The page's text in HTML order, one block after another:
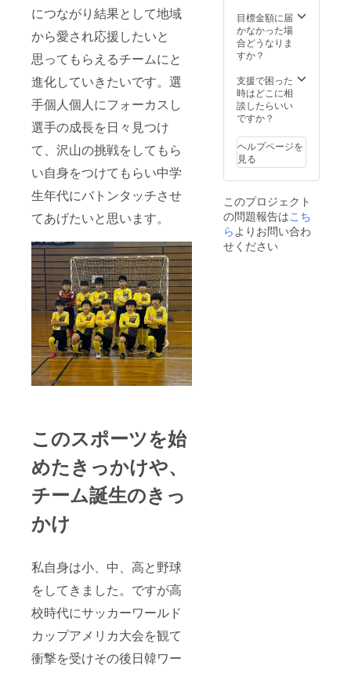
につながり結果として地域
から愛され応援したいと
思ってもらえるチームにと
進化していきたいです。選
手個人個人にフォーカスし
選手の成長を日々見つけ
て、沢山の挑戦をしてもら
い自身をつけてもらい中学
生年代にバトンタッチさせ
てあげたいと思います。
このスポーツを始
めたきっかけや、
チーム誕生のきっ
かけ
私自身は小、中、高と野球
をしてきました。ですが高
校時代にサッカーワールド
カップアメリカ大会を観て
衝撃を受けその後日韓ワー
目標金額に届
かなかった場
合どうなりま
すか？
支援で困った
時はどこに相
談したらいい
ですか？
ヘルプページを
見る
このプロジェクト
の問題報告はこち
ら よりお問い合わ
せください